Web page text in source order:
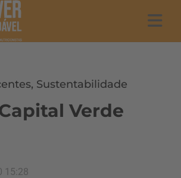
, Sustentabilidade
Verde
15:28